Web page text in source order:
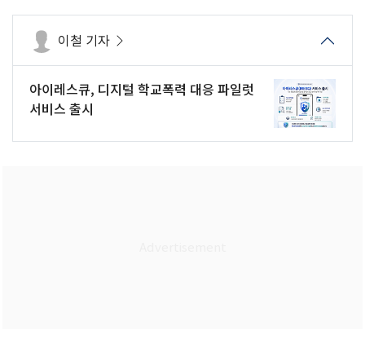
이철 기자
아이레스큐, 디지털 학교폭력 대응 파일럿
서비스 출시